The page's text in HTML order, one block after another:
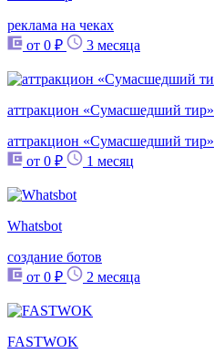
реклама на чеках
от 0 ₽
3 месяца
аттракцион «Сумасшедший тир»
аттракцион «Сумасшедший тир»
от 0 ₽
1 месяц
Whatsbot
создание ботов
от 0 ₽
2 месяца
FASTWOK